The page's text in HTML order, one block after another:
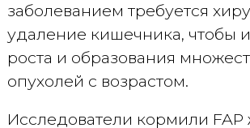
заболеванием требуется
удаление кишечника, чтобы
роста и образования
опухолей с возрастом.
Исследователи кормили FAP